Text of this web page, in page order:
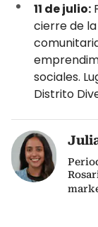
11 de julio:
cierre de
sociales.
Distrito